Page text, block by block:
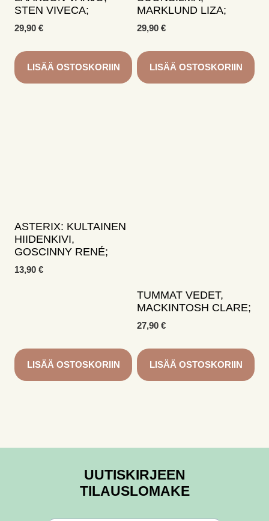
STEN VIVECA;
29,90 €
LISÄÄ OSTOSKORIIN
MARKLUND LIZA;
29,90 €
LISÄÄ OSTOSKORIIN
ASTERIX: KULTAINEN
HIIDENKIVI,
GOSCINNY RENÉ;
13,90 €
LISÄÄ OSTOSKORIIN
TUMMAT VEDET,
MACKINTOSH CLARE;
27,90 €
LISÄÄ OSTOSKORIIN
UUTISKIRJEEN
TILAUSLOMAKE